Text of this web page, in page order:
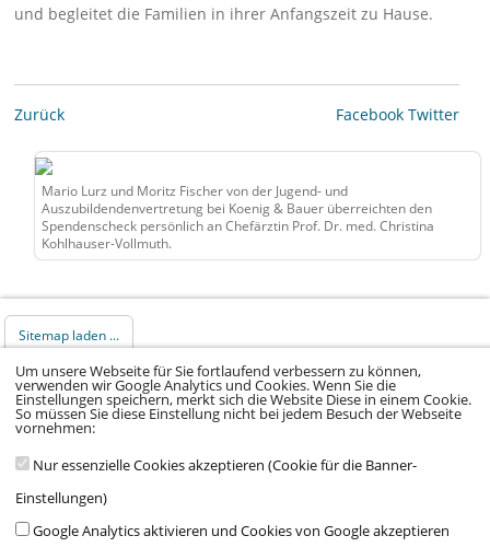
und begleitet die Familien in ihrer Anfangszeit zu Hause.
Zurück Facebook Twitter
Mario Lurz und Moritz Fischer von der Jugend- und
Auszubildendenvertretung bei Koenig & Bauer überreichten den
Spendenscheck persönlich an Chefärztin Prof. Dr. med. Christina
Kohlhauser-Vollmuth.
Sitemap laden ...
© 2026 Klinikum Würzburg Mitte gGmbH •
Impressum• Datenschutz•Datenschutz Social
Um unsere Webseite für Sie fortlaufend verbessern zu können,
verwenden wir Google Analytics und Cookies. Wenn Sie die
Einstellungen speichern, merkt sich die Website Diese in einem Cookie.
So müssen Sie diese Einstellung nicht bei jedem Besuch der Webseite
vornehmen:
Nur essenzielle Cookies akzeptieren (Cookie für die Banner-
Einstellungen)
Google Analytics aktivieren und Cookies von Google akzeptieren